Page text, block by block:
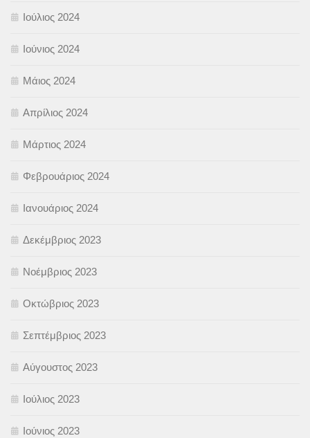
Ιούλιος 2024
Ιούνιος 2024
Μάιος 2024
Απρίλιος 2024
Μάρτιος 2024
Φεβρουάριος 2024
Ιανουάριος 2024
Δεκέμβριος 2023
Νοέμβριος 2023
Οκτώβριος 2023
Σεπτέμβριος 2023
Αύγουστος 2023
Ιούλιος 2023
Ιούνιος 2023